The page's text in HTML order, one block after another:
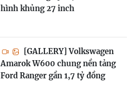
hình khủng 27 inch
[GALLERY] Volkswagen
Amarok W600 chung nền tảng
Ford Ranger gần 1,7 tỷ đồng